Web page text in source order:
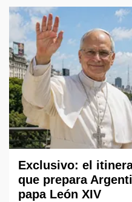
Exclusivo: el
que prepara
papa León XIV